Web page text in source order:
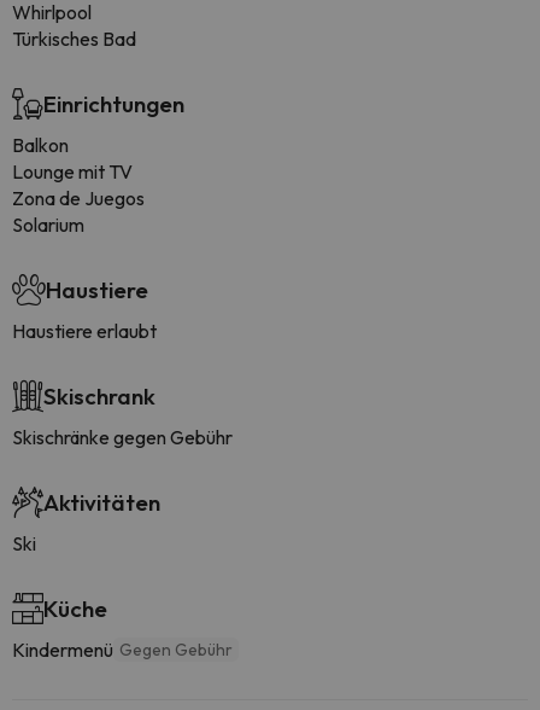
Whirlpool
Türkisches Bad
Einrichtungen
Balkon
Lounge mit TV
Zona de Juegos
Solarium
Haustiere
Haustiere erlaubt
Skischrank
Skischränke gegen Gebühr
Aktivitäten
Ski
Küche
Kindermenü Gegen Gebühr